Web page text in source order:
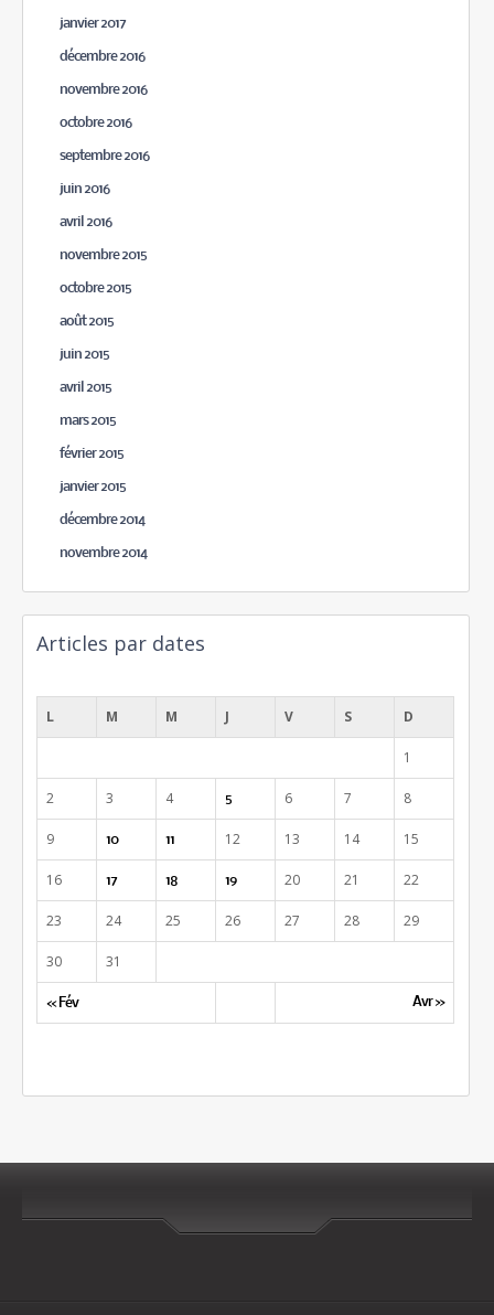
janvier 2017
décembre 2016
novembre 2016
octobre 2016
septembre 2016
juin 2016
avril 2016
novembre 2015
octobre 2015
août 2015
juin 2015
avril 2015
mars 2015
février 2015
janvier 2015
décembre 2014
novembre 2014
Articles par dates
L M M J V S D
« Fév Avr »
1
2 3 4 5 6 7 8
9 10 11 12 13 14 15
16 17 18 19 20 21 22
23 24 25 26 27 28 29
30 31